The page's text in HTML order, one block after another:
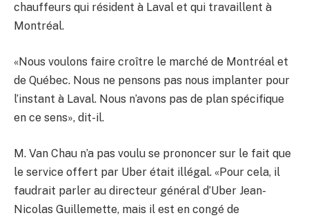
chauffeurs qui résident à Laval et qui travaillent à
Montréal.
«Nous voulons faire croître le marché de Montréal et
de Québec. Nous ne pensons pas nous implanter pour
l’instant à Laval. Nous n’avons pas de plan spécifique
en ce sens», dit-il.
M. Van Chau n’a pas voulu se prononcer sur le fait que
le service offert par Uber était illégal. «Pour cela, il
faudrait parler au directeur général d’Uber Jean-
Nicolas Guillemette, mais il est en congé de